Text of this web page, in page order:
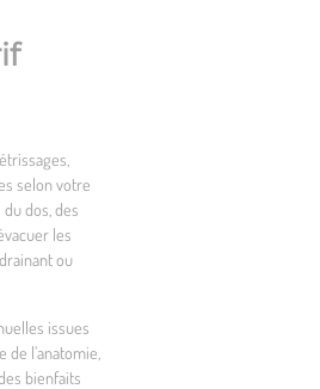
selon votre
dos, des
les
ou
issues
l’anatomie,
bienfaits